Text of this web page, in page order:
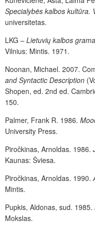
Specialybės kalbos kultūra.
universitetas.
LKG – Lietuvių kalbos
Vilnius: Mintis. 1971.
Noonan, Michael. 2007.
and Syntactic Description
Shopen, ed. 2nd ed.
150.
Palmer, Frank R. 1986.
University Press.
Piročkinas, Arnoldas. 1986.
Kaunas: Šviesa.
Piročkinas, Arnoldas. 1990.
Mintis.
Pupkis, Aldonas, sud. 1985.
Mokslas.